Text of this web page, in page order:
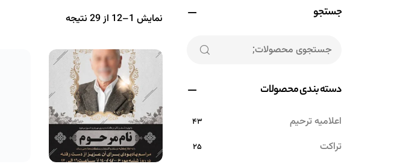
نمایش 1–12 از 29 نتیجه جستجو
دسته بندی محصولات
اعلامیه ترحیم ۴۳
تراکت ۲۵